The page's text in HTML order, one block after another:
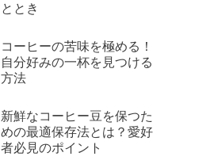
ととき
コーヒーの苦味を極める！
自分好みの一杯を見つける
方法
新鮮なコーヒー豆を保つた
めの最適保存法とは？愛好
者必見のポイント